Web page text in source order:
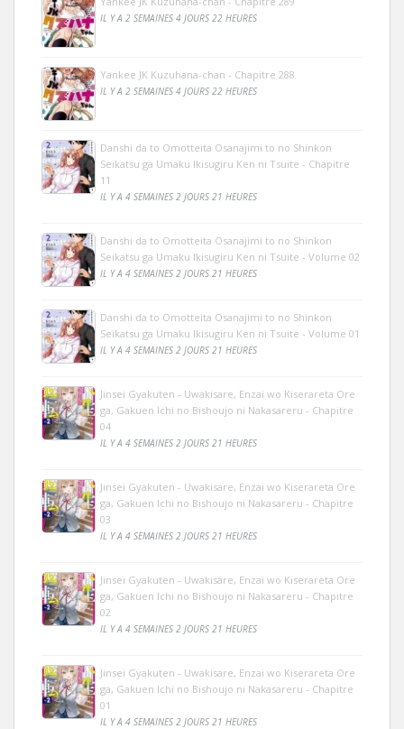
IL Y A 2 SEMAINES 4 JOURS 22 HEURES
Yankee JK Kuzuhana-chan - Chapitre 288
IL Y A 2 SEMAINES 4 JOURS 22 HEURES
Danshi da to Omotteita Osanajimi to no Shinkon
Seikatsu ga Umaku Ikisugiru Ken ni Tsuite - Chapitre
11
IL Y A 4 SEMAINES 2 JOURS 21 HEURES
Danshi da to Omotteita Osanajimi to no Shinkon
Seikatsu ga Umaku Ikisugiru Ken ni Tsuite - Volume 02
IL Y A 4 SEMAINES 2 JOURS 21 HEURES
Danshi da to Omotteita Osanajimi to no Shinkon
Seikatsu ga Umaku Ikisugiru Ken ni Tsuite - Volume 01
IL Y A 4 SEMAINES 2 JOURS 21 HEURES
Jinsei Gyakuten - Uwakisare, Enzai wo Kiserareta Ore
ga, Gakuen Ichi no Bishoujo ni Nakasareru - Chapitre
04
IL Y A 4 SEMAINES 2 JOURS 21 HEURES
Jinsei Gyakuten - Uwakisare, Enzai wo Kiserareta Ore
ga, Gakuen Ichi no Bishoujo ni Nakasareru - Chapitre
03
IL Y A 4 SEMAINES 2 JOURS 21 HEURES
Jinsei Gyakuten - Uwakisare, Enzai wo Kiserareta Ore
ga, Gakuen Ichi no Bishoujo ni Nakasareru - Chapitre
02
IL Y A 4 SEMAINES 2 JOURS 21 HEURES
Jinsei Gyakuten - Uwakisare, Enzai wo Kiserareta Ore
ga, Gakuen Ichi no Bishoujo ni Nakasareru - Chapitre
01
IL Y A 4 SEMAINES 2 JOURS 21 HEURES